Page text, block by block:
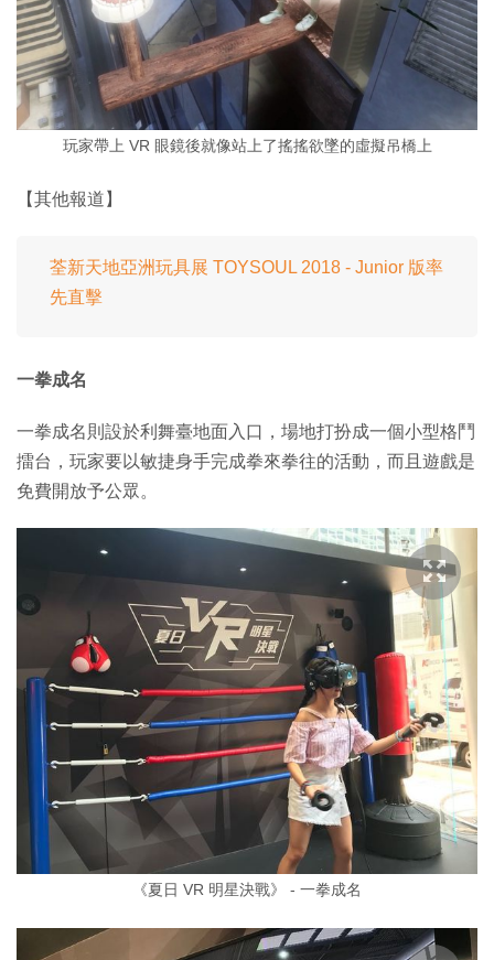
玩家帶上 VR 眼鏡後就像站上了搖搖欲墜的虛擬吊橋上
【其他報道】
荃新天地亞洲玩具展 TOYSOUL 2018 - Junior 版率
先直擊
一拳成名
一拳成名則設於利舞臺地面入口，場地打扮成一個小型格鬥
擂台，玩家要以敏捷身手完成拳來拳往的活動，而且遊戲是
免費開放予公眾。
《夏日 VR 明星決戰》 - 一拳成名